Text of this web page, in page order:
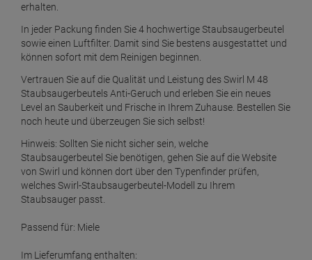
erhalten.
In jeder Packung finden Sie 4 hochwertige Staubsaugerbeutel
sowie einen Luftfilter. Damit sind Sie bestens ausgestattet und
können sofort mit dem Reinigen beginnen.
Vertrauen Sie auf die Qualität und Leistung des Swirl M 48
Staubsaugerbeutels Anti-Geruch und erleben Sie ein neues
Level an Sauberkeit und Frische in Ihrem Zuhause. Bestellen Sie
noch heute und überzeugen Sie sich selbst!
Hinweis: Sollten Sie nicht sicher sein, welche
Staubsaugerbeutel Sie benötigen, gehen Sie auf die Website
von Swirl und können dort über den Typenfinder prüfen,
welches Swirl-Staubsaugerbeutel-Modell zu Ihrem
Staubsauger passt.
Passend für: Miele
Im Lieferumfang enthalten: